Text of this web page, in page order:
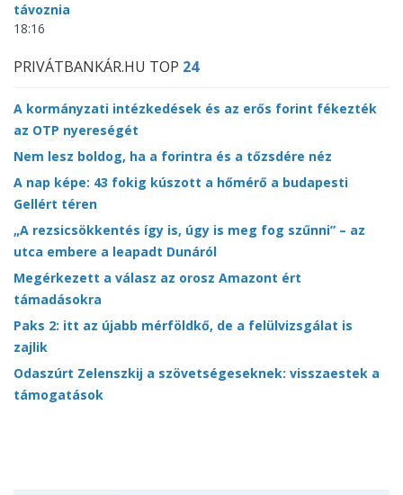
távoznia
18:16
PRIVÁTBANKÁR.HU TOP 24
A kormányzati intézkedések és az erős forint fékezték
az OTP nyereségét
Nem lesz boldog, ha a forintra és a tőzsdére néz
A nap képe: 43 fokig kúszott a hőmérő a budapesti
Gellért téren
„A rezsicsökkentés így is, úgy is meg fog szűnni” – az
utca embere a leapadt Dunáról
Megérkezett a válasz az orosz Amazont ért
támadásokra
Paks 2: itt az újabb mérföldkő, de a felülvizsgálat is
zajlik
Odaszúrt Zelenszkij a szövetségeseknek: visszaestek a
támogatások